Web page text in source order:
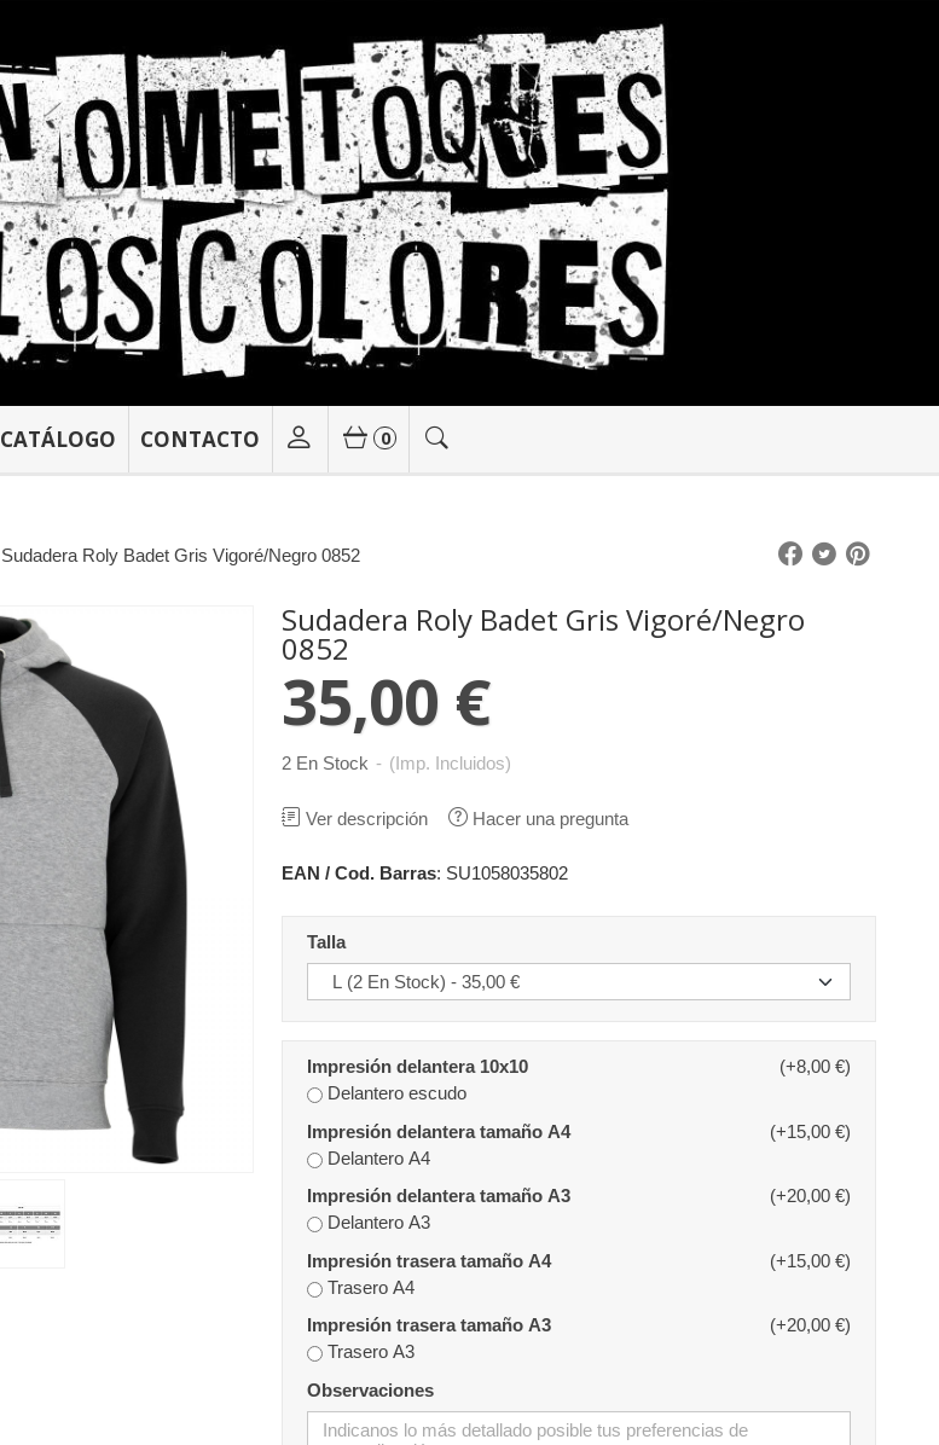
CATÁLOGO CONTACTO 0
Sudadera Roly Badet Gris Vigoré/Negro 0852
Sudadera Roly Badet Gris Vigoré/Negro
0852
35,00 €
2 En Stock - (Imp. Incluidos)
Ver descripción Hacer una pregunta
EAN / Cod. Barras: SU1058035802
Talla
Impresión delantera 10x10
(+8,00 €)
Delantero escudo
Impresión delantera tamaño A4
(+15,00 €)
Delantero A4
Impresión delantera tamaño A3
(+20,00 €)
Delantero A3
Impresión trasera tamaño A4
(+15,00 €)
Trasero A4
Impresión trasera tamaño A3
(+20,00 €)
Trasero A3
Observaciones